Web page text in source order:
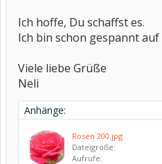
Ich hoffe, Du schaffst es.
Ich bin schon gespannt
Viele liebe Grüße
Neli
Anhänge:
Rosen 200.jpg
Dateigröße:
Aufrufe: